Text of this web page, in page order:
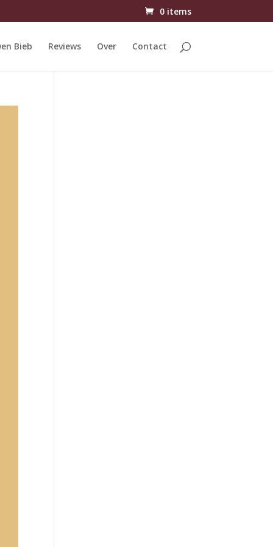
0 items
Bieb Reviews Over Contact